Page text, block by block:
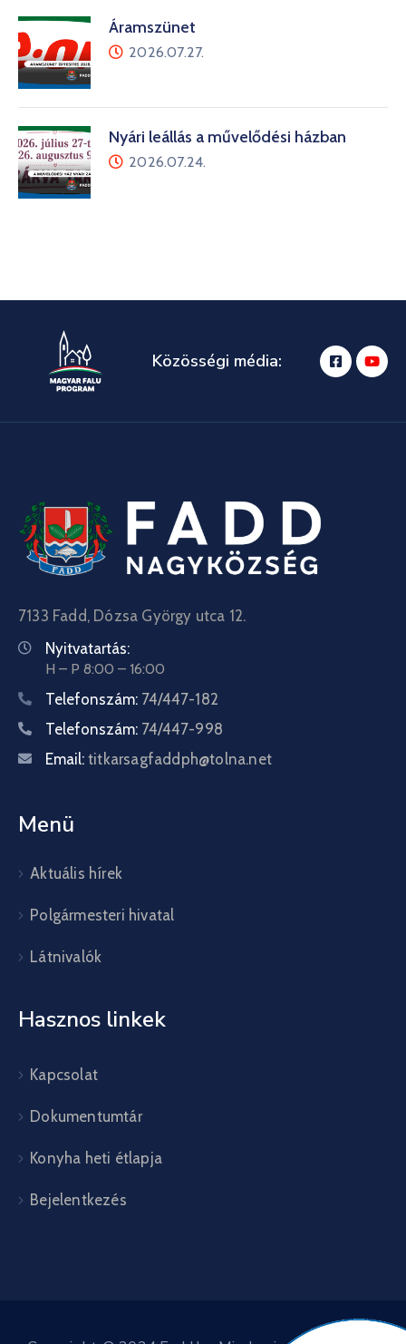
Áramszünet
2026.07.27.
Nyári leállás a művelődési házban
2026.07.24.
Közösségi média:
7133 Fadd, Dózsa György utca 12.
Nyitvatartás:
H – P 8:00 – 16:00
Telefonszám: 74/447-182
Telefonszám: 74/447-998
Email: titkarsagfaddph@tolna.net
Menü
Aktuális hírek
Polgármesteri hivatal
Látnivalók
Hasznos linkek
Kapcsolat
Dokumentumtár
Konyha heti étlapja
Bejelentkezés